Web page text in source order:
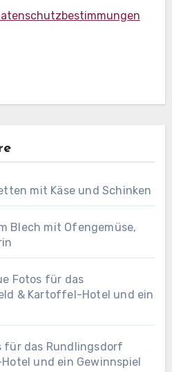
mit Käse und Schinken
Blech mit Ofengemüse,
Fotos für das
& Kartoffel-Hotel und ein
für das Rundlingsdorf
und ein Gewinnspiel